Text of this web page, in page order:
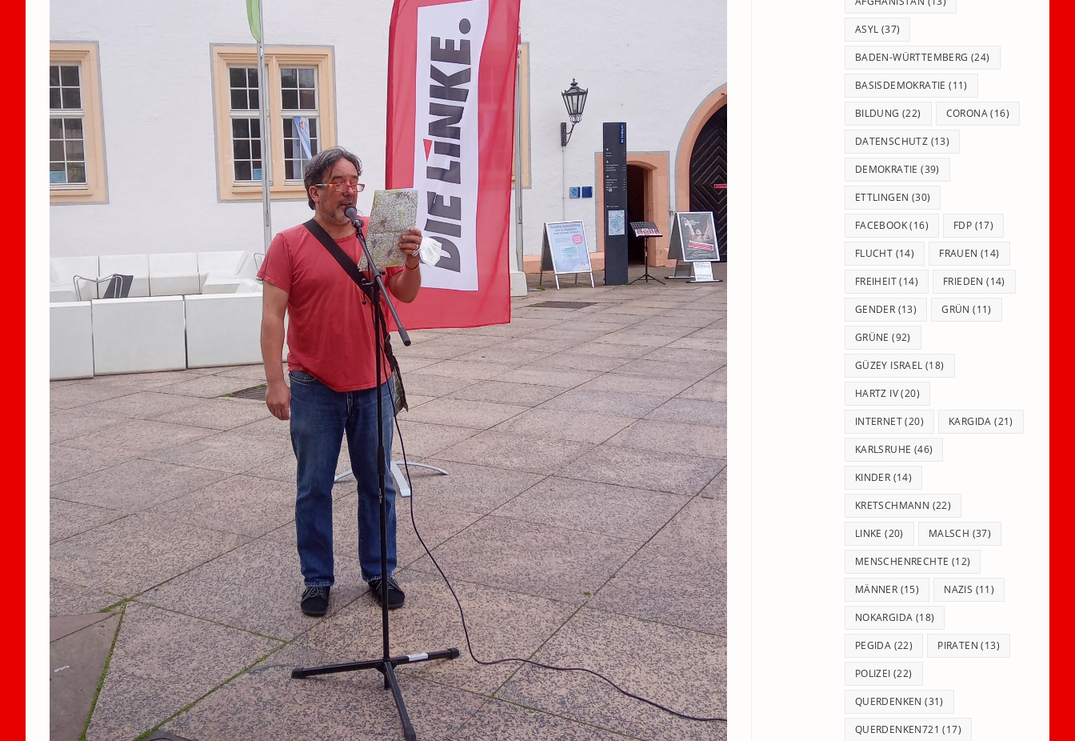
ASYL (37)
BADEN-WÜRTTEMBERG (24)
BASISDEMOKRATIE (11)
BILDUNG (22) CORONA(16)
DATENSCHUTZ (13)
DEMOKRATIE (39)
ETTLINGEN (30)
FACEBOOK(16) FDP (17)
FLUCHT (14) FRAUEN (14)
FREIHEIT(14) FRIEDEN (14)
GENDER (13) GRÜN (11)
GRÜNE (92)
GÜZEY ISRAEL (18)
HARTZ IV(20)
INTERNET(20) KARGIDA (21)
KARLSRUHE (46)
KINDER (14)
KRETSCHMANN (22)
LINKE (20) MALSCH (37)
MENSCHENRECHTE (12)
MÄNNER (15) NAZIS (11)
NOKARGIDA (18)
PEGIDA (22) PIRATEN (13)
POLIZEI (22)
QUERDENKEN (31)
QUERDENKEN721 (17)